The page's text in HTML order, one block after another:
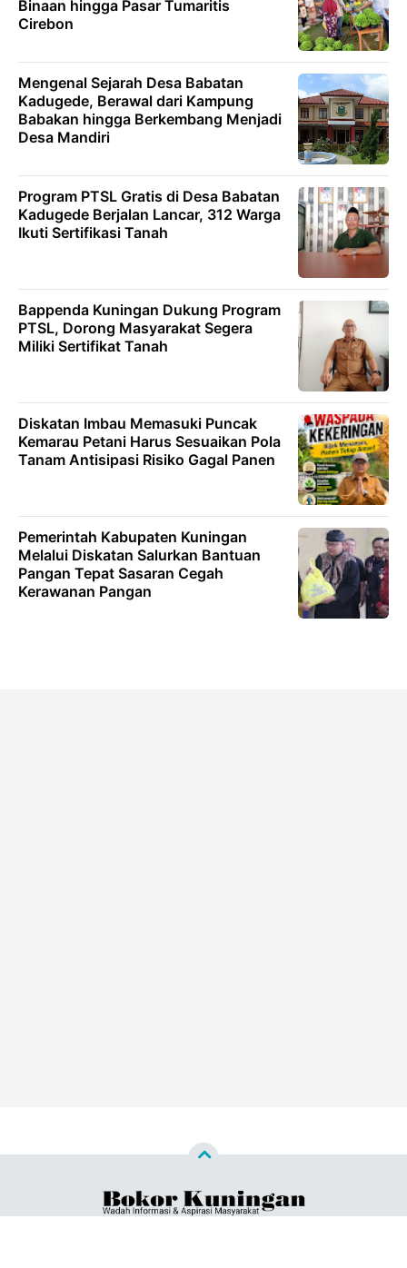
Binaan hingga Pasar Tumaritis
Cirebon
Mengenal Sejarah Desa Babatan
Kadugede, Berawal dari Kampung
Babakan hingga Berkembang Menjadi
Desa Mandiri
Program PTSL Gratis di Desa Babatan
Kadugede Berjalan Lancar, 312 Warga
Ikuti Sertifikasi Tanah
Bappenda Kuningan Dukung Program
PTSL, Dorong Masyarakat Segera
Miliki Sertifikat Tanah
Diskatan Imbau Memasuki Puncak
Kemarau Petani Harus Sesuaikan Pola
Tanam Antisipasi Risiko Gagal Panen
Pemerintah Kabupaten Kuningan
Melalui Diskatan Salurkan Bantuan
Pangan Tepat Sasaran Cegah
Kerawanan Pangan